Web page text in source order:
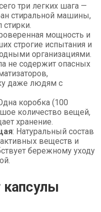
три легких шага —
стиральной машины,
стирки.
мощность и
строгие испытания и
организациями.
не содержит опасных
даже людям с
коробка (100
количество вещей,
хранение.
: Натуральный состав
веществ и
бережному уходу